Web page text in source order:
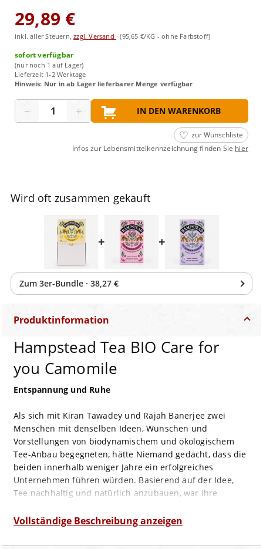
29,89 €
inkl. aller Steuern,zzgl. Versand ·(95,65 €/KG - ohne Farbstoff)
sofort verfügbar
(nur noch 1 auf Lager)
Lieferzeit 1-2 Werktage
Hinweis: Nur in ab Lager lieferbarer Menge verfügbar
− + IN DEN WARENKORB
zur Wunschliste
Infos zur Lebensmittelkennzeichnung finden Sie hier
Wird oft zusammen gekauft
+ +
Zum 3er-Bundle · 38,27 €
Produktinformation
Hampstead Tea BIO Care for
you Camomile
Entspannung und Ruhe
Als sich mit Kiran Tawadey und Rajah Banerjee zwei
Menschen mit denselben Ideen, Wünschen und
Vorstellungen von biodynamischem und ökologischem
Tee-Anbau begegneten, hätte Niemand gedacht, dass die
beiden innerhalb weniger Jahre ein erfolgreiches
Unternehmen führen würden. Basierend auf der Idee,
Tee nachhaltig und natürlich anzubauen, war ihre
organisch-biologisch zertifiziert. Zwei weitere Jahre
biodynamische Tee-Plantage das „Demeter“ Siegel. Diese
Vollständige Beschreibung anzeigen